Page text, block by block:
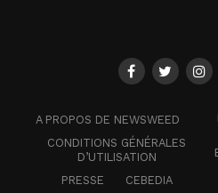
A PROPOS DE NEWSWEED
CONDITIONS GÉNÉRALES
D’UTILISATION
PRESSE
CEBEDIA